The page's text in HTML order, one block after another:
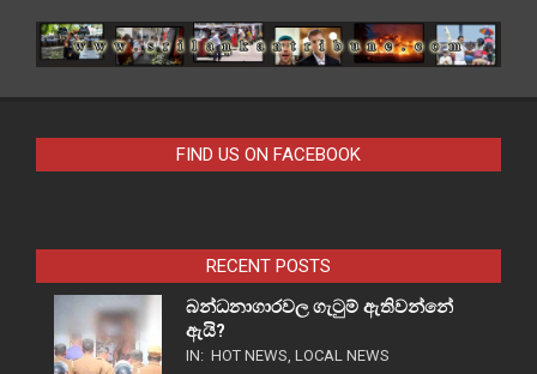
FIND US ON FACEBOOK
RECENT POSTS
බන්ධනාගාරවල ගැටුම් ඇතිවන්නේ
ඇයි?
IN: HOT NEWS, LOCAL NEWS